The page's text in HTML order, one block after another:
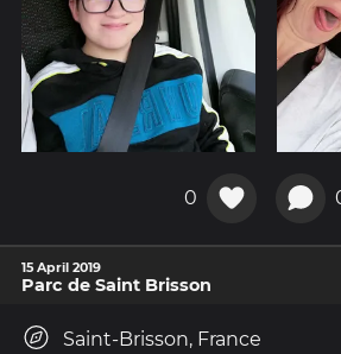
0
15 April 2019
Parc de Saint Brisson
Saint-Brisson, France